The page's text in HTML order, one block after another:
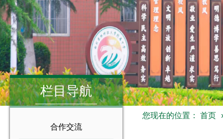
栏目导航
合作交流
您现在的位置： 首页